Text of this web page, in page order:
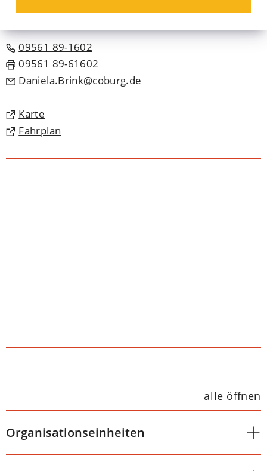
Raum: 208
09561 89-1602
09561 89-61602
Daniela.Brink
coburg de
Karte
(Öffnet
in
neuen
Fahrplan
(Öffnet
einem
alle öffnen
Organisationseinheiten